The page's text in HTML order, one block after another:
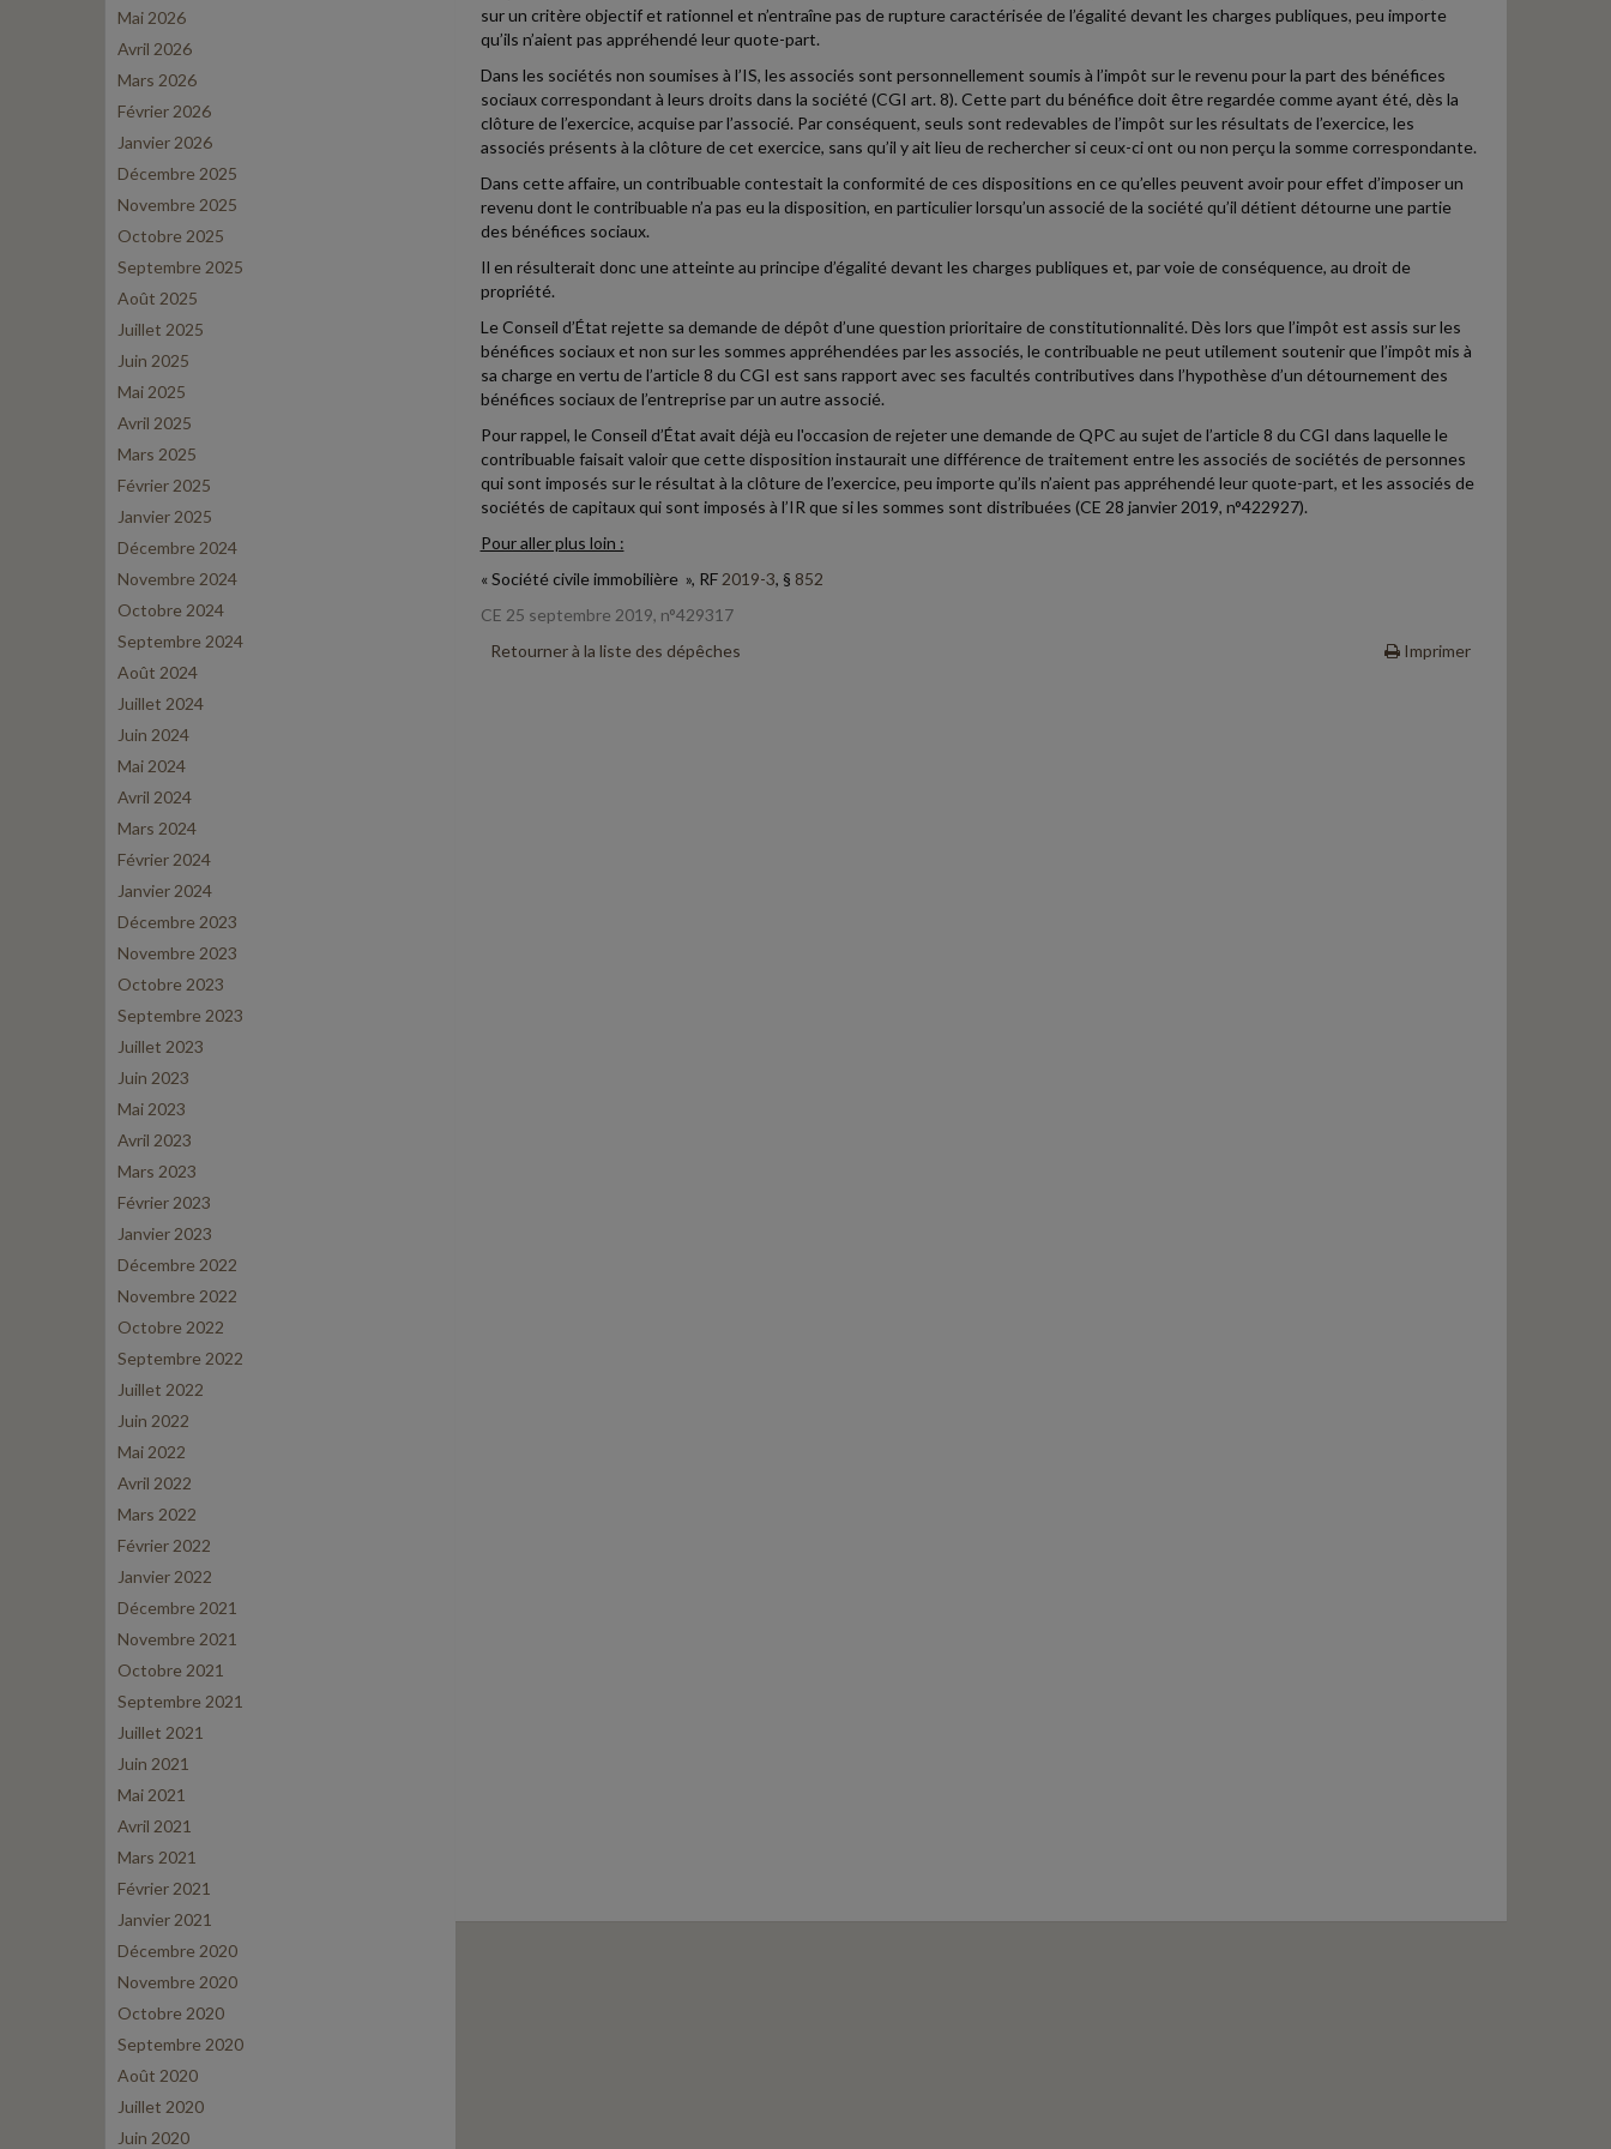
Mai 2026
Avril 2026
Mars 2026
Février 2026
Janvier 2026
Décembre 2025
Novembre 2025
Octobre 2025
Septembre 2025
Août 2025
Juillet 2025
Juin 2025
Mai 2025
Avril 2025
Mars 2025
Février 2025
Janvier 2025
Décembre 2024
Novembre 2024
Octobre 2024
Septembre 2024
Août 2024
Juillet 2024
Juin 2024
Mai 2024
Avril 2024
Mars 2024
Février 2024
Janvier 2024
Décembre 2023
Novembre 2023
Octobre 2023
Septembre 2023
Juillet 2023
Juin 2023
Mai 2023
Avril 2023
Mars 2023
Février 2023
Janvier 2023
Décembre 2022
Novembre 2022
Octobre 2022
Septembre 2022
Juillet 2022
Juin 2022
Mai 2022
Avril 2022
Mars 2022
Février 2022
Janvier 2022
Décembre 2021
Novembre 2021
Octobre 2021
Septembre 2021
Juillet 2021
Juin 2021
Mai 2021
Avril 2021
Mars 2021
Février 2021
Janvier 2021
Décembre 2020
Novembre 2020
Octobre 2020
Septembre 2020
Août 2020
Juillet 2020
Juin 2020
sur un critère objectif et rationnel et n’entraîne pas de rupture caractérisée de l’égalité devant les charges publiques, peu importe
qu’ils n’aient pas appréhendé leur quote-part.
Dans les sociétés non soumises à l’IS, les associés sont personnellement soumis à l’impôt sur le revenu pour la part des bénéfices
sociaux correspondant à leurs droits dans la société (CGI art. 8). Cette part du bénéfice doit être regardée comme ayant été, dès la
clôture de l’exercice, acquise par l’associé. Par conséquent, seuls sont redevables de l’impôt sur les résultats de l’exercice, les
associés présents à la clôture de cet exercice, sans qu’il y ait lieu de rechercher si ceux-ci ont ou non perçu la somme correspondante.
Dans cette affaire, un contribuable contestait la conformité de ces dispositions en ce qu’elles peuvent avoir pour effet d’imposer un
revenu dont le contribuable n’a pas eu la disposition, en particulier lorsqu’un associé de la société qu’il détient détourne une partie
des bénéfices sociaux.
Il en résulterait donc une atteinte au principe d’égalité devant les charges publiques et, par voie de conséquence, au droit de
propriété.
Le Conseil d’État rejette sa demande de dépôt d’une question prioritaire de constitutionnalité. Dès lors que l’impôt est assis sur les
bénéfices sociaux et non sur les sommes appréhendées par les associés, le contribuable ne peut utilement soutenir que l’impôt mis à
sa charge en vertu de l’article 8 du CGI est sans rapport avec ses facultés contributives dans l’hypothèse d’un détournement des
bénéfices sociaux de l’entreprise par un autre associé.
Pour rappel, le Conseil d’État avait déjà eu l'occasion de rejeter une demande de QPC au sujet de l’article 8 du CGI dans laquelle le
contribuable faisait valoir que cette disposition instaurait une différence de traitement entre les associés de sociétés de personnes
qui sont imposés sur le résultat à la clôture de l’exercice, peu importe qu’ils n’aient pas appréhendé leur quote-part, et les associés de
sociétés de capitaux qui sont imposés à l’IR que si les sommes sont distribuées (CE 28 janvier 2019, n°422927).
Pour aller plus loin :
« Société civile immobilière », RF 2019-3, § 852
CE 25 septembre 2019, n°429317
Retourner à la liste des dépêches
Imprimer